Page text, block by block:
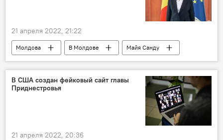
21 апреля 2022, 21:22
Молдова В Молдове Майя Санду
В США создан фейковый сайт главы
Приднестровья
21 апреля 2022, 20:36